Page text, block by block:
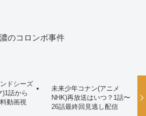
のコロンボ事件
ドシーズ
)1話から
動画視
未来少年コナン(アニメ
NHK)再放送はいつ？1話〜
26話最終回見逃し配信